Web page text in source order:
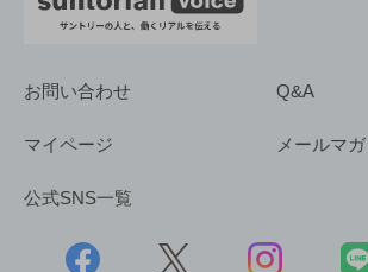
お問い合わせ Q&A
マイページ メールマ
公式SNS一覧